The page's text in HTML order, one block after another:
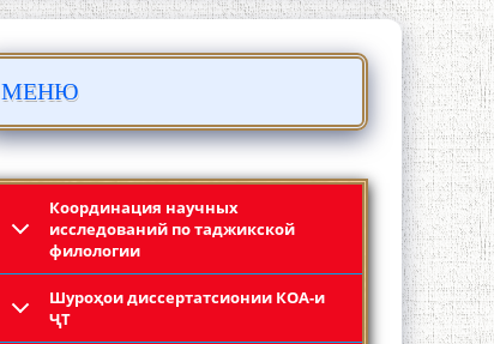
МЕНЮ
Координация научных
исследований по таджикской
филологии
Шyроҳои диссертатсионии КОА-и
ҶТ
Қадамҷо - Лоҳутӣ